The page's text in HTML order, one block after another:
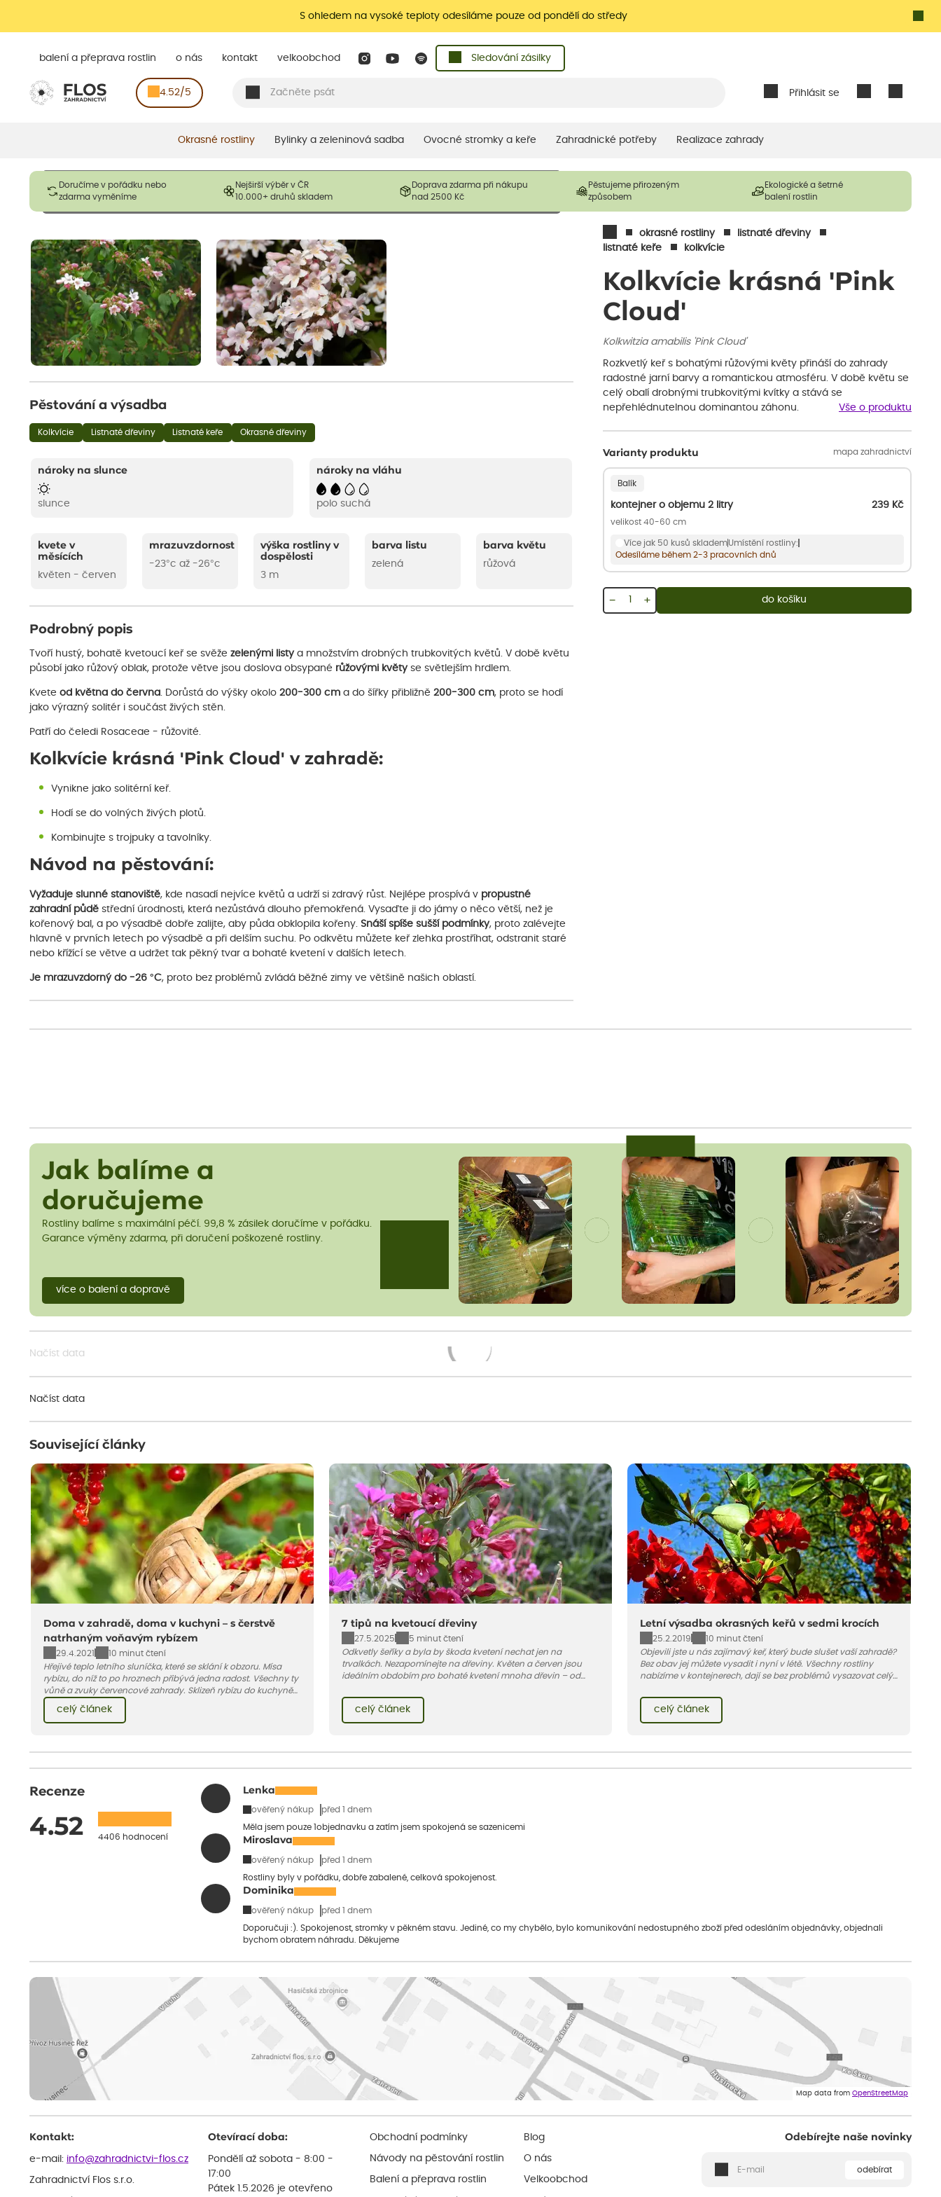
S ohledem na vysoké teploty odesíláme pouze od pondělí do středy
Přihlásit se
balení a přeprava rostlin o nás kontakt velkoobchod Sledování zásilky
4.52/5
Okrasné rostliny Bylinky a zeleninová sadba Ovocné stromky a keře Zahradnické potřeby Realizace zahrady
Doručíme v pořádku nebo
zdarma vyměníme
Nejširší výběr v ČR
10.000+ druhů skladem
Doprava zdarma při nákupu
nad 2500 Kč
Pěstujeme přirozeným
způsobem
Ekologické a šetrné
balení rostlin
okrasné rostliny
listnaté dřeviny
listnaté keře
kolkvície
Kolkvície krásná 'Pink
Cloud'
Kolkwitzia amabilis 'Pink Cloud'
Rozkvetlý keř s bohatými růžovými květy přináší do zahrady
radostné jarní barvy a romantickou atmosféru. V době květu se
celý obalí drobnými trubkovitými kvítky a stává se
nepřehlédnutelnou dominantou záhonu.
Vše o produktu
Varianty produktu mapa zahradnictví
Balík
kontejner o objemu 2 litry 239 Kč
velikost 40-60 cm
Více jak 50 kusů sklademUmístění rostliny:
Odesíláme během 2-3 pracovních dnů
+
− do košíku
Obrázky slouží pouze pro ilustrační účely a mají reprezentovat prodávané produkty. V závislosti na sezónnosti mohou být
opadavé rostliny dodávány v dormantním stavu a bez listů. Rostliny mohou být také sestřiženy níže, než je uvedená
Pěstování a výsadba
Kolkvície Listnaté dřeviny Listnaté keře Okrasné dřeviny
nároky na slunce
slunce
nároky na vláhu
polo suchá
kvete v
měsících
květen - červen
mrazuvzdornost
-23°c až -26°c
výška rostliny v
dospělosti
3 m
barva listu
zelená
barva květu
růžová
Podrobný popis
Tvoří hustý, bohatě kvetoucí keř se svěže zelenými listya množstvím drobných trubkovitých květů. V době květu
působí jako růžový oblak, protože větve jsou doslova obsypané růžovými květyse světlejším hrdlem.
Kvete od května do června. Dorůstá do výšky okolo 200-300 cm a do šířky přibližně 200-300 cm, proto se hodí
jako výrazný solitér i součást živých stěn.
Patří do čeledi Rosaceae - růžovité.
Kolkvície krásná 'Pink Cloud' v zahradě:
Vynikne jako solitérní keř.
Hodí se do volných živých plotů.
Kombinujte s trojpuky a tavolníky.
Návod na pěstování:
Vyžaduje slunné stanoviště, kde nasadí nejvíce květů a udrží si zdravý růst. Nejlépe prospívá v propustné
zahradní půdě střední úrodnosti, která nezůstává dlouho přemokřená. Vysaďte ji do jámy o něco větší, než je
kořenový bal, a po výsadbě dobře zalijte, aby půda obklopila kořeny. Snáší spíše sušší podmínky, proto zalévejte
hlavně v prvních letech po výsadbě a při delším suchu. Po odkvětu můžete keř zlehka prostříhat, odstranit staré
nebo křížící se větve a udržet tak pěkný tvar a bohaté kvetení v dalších letech.
Je mrazuvzdorný do -26 °C, proto bez problémů zvládá běžné zimy ve většině našich oblastí.
Jak balíme a
doručujeme
Rostliny balíme s maximální péčí. 99,8 % zásilek doručíme v pořádku.
Garance výměny zdarma, při doručení poškozené rostliny.
více o balení a dopravě
Načíst data
Načíst data
Související články
Doma v zahradě, doma v kuchyni – s čerstvě
natrhaným voňavým rybízem
29.4.2021
10 minut čtení
Hřejivé teplo letního sluníčka, které se sklání k obzoru. Mísa
rybízu, do níž to po hroznech přibývá jedna radost. Všechny ty
vůně a zvuky červencové zahrady. Sklizeň rybízu do kuchyně
vnese neuvěřitelný klid a radost. A taky trochu bezstarostnosti
dětství při mlsání babiččina drobenkového koláče s rybízem.
celý článek
7 tipů na kvetoucí dřeviny
27.5.2025
5 minut čtení
Odkvetly šeříky a byla by škoda kvetení nechat jen na
trvalkách. Nezapomínejte na dřeviny. Květen a červen jsou
ideálním obdobím pro bohaté kvetení mnoha dřevin – od
Vybrali jsme pro vás sedm nenáročných dřevin, které rozzáří
vaši zahradu právě teď. Kvetou dlouho a jsou snadné na
pěstování.
celý článek
Letní výsadba okrasných keřů v sedmi krocích
25.2.2019
10 minut čtení
Objevili jste u nás zajímavý keř, který bude slušet vaší zahradě?
Bez obav jej můžete vysadit i nyní v létě. Všechny rostliny
nabízíme v kontejnerech, dají se bez problémů vysazovat celý
nebo na podzim.
celý článek
Recenze
4.52 4406 hodnocení
Lenka
ověřený nákup před 1 dnem
Měla jsem pouze 1objednavku a zatím jsem spokojená se sazenicemi
Miroslava
ověřený nákup před 1 dnem
Rostliny byly v pořádku, dobře zabalené, celková spokojenost.
Dominika
ověřený nákup před 1 dnem
Doporučuji :). Spokojenost, stromky v pěkném stavu. Jediné, co my chybělo, bylo komunikování nedostupného zboží před odesláním objednávky, objednali
bychom obratem náhradu. Děkujeme
Map data from OpenStreetMap
Kontakt:
e-mail: info@zahradnictvi-flos.cz
Zahradnictví Flos s.r.o.
Otevírací doba:
Pondělí až sobota - 8:00 -
17:00
Pátek 1.5.2026 je otevřeno
Obchodní podmínky
Návody na pěstování rostlin
Balení a přeprava rostlin
Blog
O nás
Velkoobchod
Odebírejte naše novinky
odebírat